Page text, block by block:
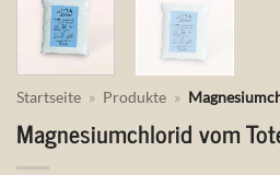
Startseite » Produkte »
Magnesiumchlorid vom